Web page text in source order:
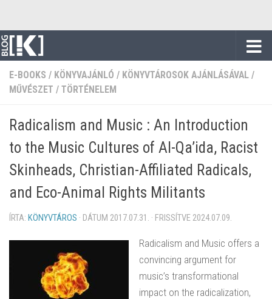
E-BOOKS / KÖNYVAJÁNLÓ / KÖNYVTÁROSOK AJÁNLÁSÁVAL /
MŰVÉSZET / TÖRTÉNELEM
Radicalism and Music : An Introduction
to the Music Cultures of Al-Qa’ida, Racist
Skinheads, Christian-Affiliated Radicals,
and Eco-Animal Rights Militants
ÍRTA: KÖNYVTÁROS · DÁTUM 2017.07.31. · FRISSÍTVE 2024.07.09.
Radicalism and Music offers a
convincing argument for
music’s transformational
impact on the radicalization,